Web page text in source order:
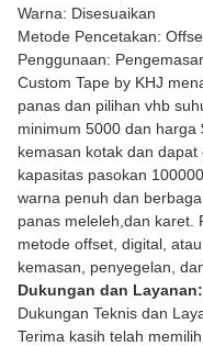
Warna: Disesuaikan
Metode Pencetakan:
Penggunaan:
Custom Tape by KHJ
panas dan pilihan vhb
minimum 5000 dan harga
kemasan kotak dan
kapasitas pasokan
warna penuh dan
panas meleleh,dan karet.
metode offset, digital,
kemasan, penyegelan,
Dukungan dan Layanan:
Dukungan Teknis dan
Terima kasih telah